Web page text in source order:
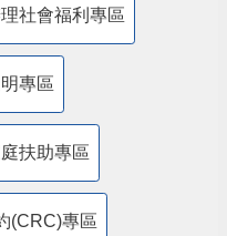
社會福利專區
專區
扶助專區
(CRC)專區